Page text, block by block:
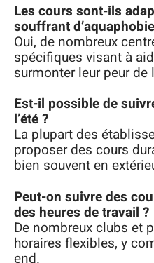
Les cours sont-ils
souffrant
Oui, de nombreux
spécifiques visant à
surmonter leur peur de
Est-il possible de
l’été ?
La plupart des
proposer des cours
bien souvent en
Peut-on suivre des
des heures de travail ?
De nombreux clubs et
horaires flexibles, y
end.